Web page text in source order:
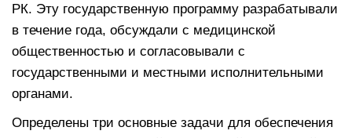
РК. Эту государственную программу разрабатывали
в течение года, обсуждали с медицинской
общественностью и согласовывали с
государственными и местными исполнительными
органами.
Определены три основные задачи для обеспечения